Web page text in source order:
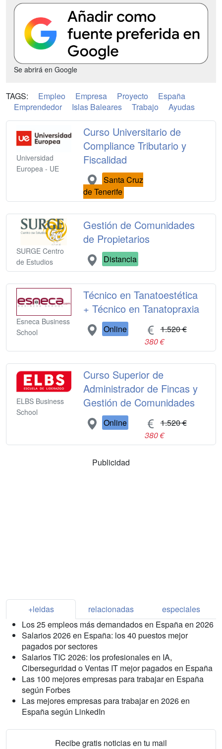
Se abrirá en Google
TAGS: Empleo Empresa Proyecto
España
Emprendedor
Islas Baleares Trabajo Ayudas
Universidad
Europea - UE
Curso Universitario de
Compliance Tributario y
Fiscalidad
Santa Cruz
de Tenerife
SURGE Centro
de Estudios
Gestión de Comunidades
de Propietarios
Distancia
Esneca Business
School
Técnico en Tanatoestética
+ Técnico en Tanatopraxia
Online
1.520 €
380 €
ELBS Business
School
Curso Superior de
Administrador de Fincas y
Gestión de Comunidades
Online
1.520 €
380 €
Publicidad
+leidas relacionadas
especiales
Los 25 empleos más demandados en España en 2026
Salarios 2026 en España: los 40 puestos mejor
pagados por sectores
Salarios TIC 2026: los profesionales en IA,
Ciberseguridad o Ventas IT mejor pagados en España
Las 100 mejores empresas para trabajar en España
según Forbes
Las mejores empresas para trabajar en 2026 en
España según LinkedIn
Recibe gratis noticias en tu mail